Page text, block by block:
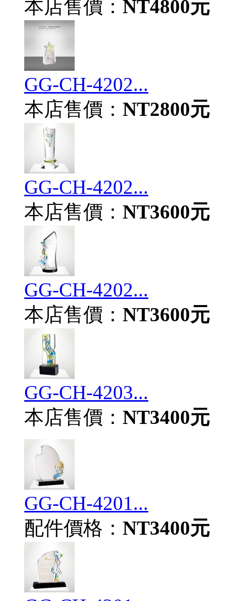
本店售價： NT4800元
GG-CH-4202...
本店售價： NT2800元
GG-CH-4202...
本店售價： NT3600元
GG-CH-4202...
本店售價： NT3600元
GG-CH-4203...
本店售價： NT3400元
GG-CH-4201...
配件價格： NT3400元